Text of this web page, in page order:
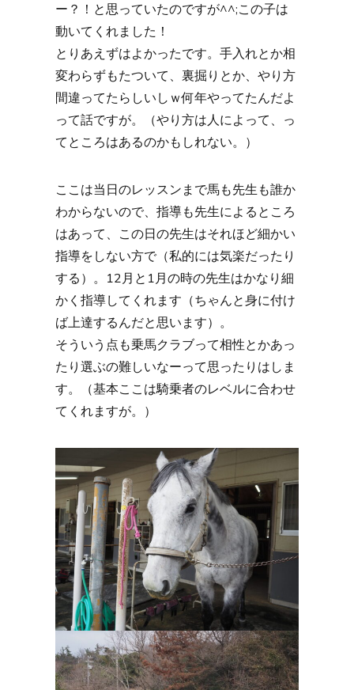
ー？！と思っていたのですが^^;この子は
動いてくれました！
とりあえずはよかったです。手入れとか相
変わらずもたついて、裏掘りとか、やり方
間違ってたらしいしｗ何年やってたんだよ
って話ですが。（やり方は人によって、っ
てところはあるのかもしれない。）
ここは当日のレッスンまで馬も先生も誰か
わからないので、指導も先生によるところ
はあって、この日の先生はそれほど細かい
指導をしない方で（私的には気楽だったり
する）。12月と1月の時の先生はかなり細
かく指導してくれます（ちゃんと身に付け
ば上達するんだと思います）。
そういう点も乗馬クラブって相性とかあっ
たり選ぶの難しいなーって思ったりはしま
す。（基本ここは騎乗者のレベルに合わせ
てくれますが。）